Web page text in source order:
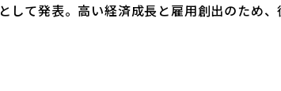
して発表。高い経済成長と雇用創出のため